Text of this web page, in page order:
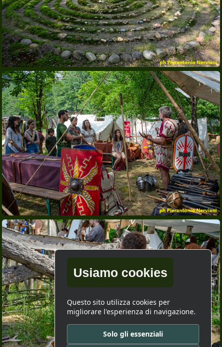
Usiamo cookies
Questo sito utilizza cookies per
migliorare l'esperienza di navigazione.
Solo gli essenziali